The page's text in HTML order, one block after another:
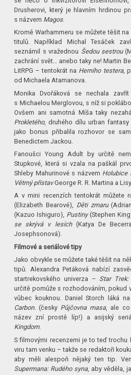
Drusherovi, který je hlavním hrdinou
s názvem Magos
Kromě Warhammeru se můžete těšit
titulů. Například Michal Tesáček
seznámil s vražednou Šedou sestrou
zachrání svět… anebo taky ne! Martin
LitRPG – tentokrát na Herního testera,
od Michaela Atamanova.
Monika Dvořáková se nechala
s Michaelou Merglovou, s níž si
Ovšem ani samotná Míša taky
Prokletého, druhého dílu urban fantasy
jako bonus přibalila rozhovor se
Benedictem Jackou.
Fanoušci Young Adult by určitě
Stupkové, která si vzala na paškál
Shleby Mahurinové s názvem Holubice
Větrný přístavGeorge R. R. Martina a
A v mini recenzích tentokrát můžete
(Elizabeth Bearové), Děti zmaru
(Kazuo Ishiguro), Pustiny(Stephen
se skrývá v lesích (Katya De
Josephsonová).
Filmové a seriálové tipy
Jako obvykle se můžete také těšit na
tipů. Alexandra Petáková nabízí
startrekovského univerza – Star Trek:
určitě pomůže s rozhodováním, pokud
vůbec kouknou. Daniel Storch láká
Carbon.(česky Půjčovna masa, ale co
název zní prostě líp!) a asijský
Kingdom.
S filmovými recenzemi je to teď trochu
viru tam venku – takže se redaktoři
aby měli alespoň nějaký ten tip.
Supermana: Rudého syna, aby věděla,